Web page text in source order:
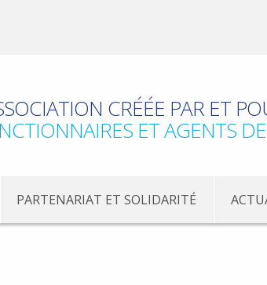
CRÉÉE PAR ET
ET AGENTS
PARTENARIAT ET SOLIDARITÉ